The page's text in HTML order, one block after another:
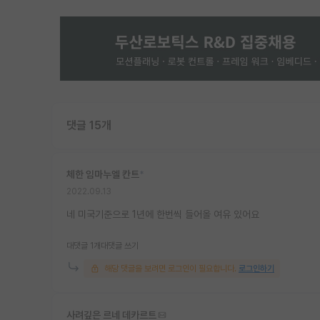
댓글 15개
체한 임마누엘 칸트
네 미국기준으로 1년에 한번씩 들어올 여유 있어요
대댓글 1개 대댓글 쓰기
해당 댓글을 보려면 로그인이 필요합니다. 로그인하기
사려깊은 르네 데카르트